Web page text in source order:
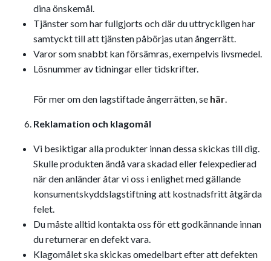
dina önskemål.
Tjänster som har fullgjorts och där du uttryckligen har
samtyckt till att tjänsten påbörjas utan ångerrätt.
Varor som snabbt kan försämras, exempelvis livsmedel.
Lösnummer av tidningar eller tidskrifter.
För mer om den lagstiftade ångerrätten, se här.
Reklamation och klagomål
Vi besiktigar alla produkter innan dessa skickas till dig.
Skulle produkten ändå vara skadad eller felexpedierad
när den anländer åtar vi oss i enlighet med gällande
konsumentskyddslagstiftning att kostnadsfritt åtgärda
felet.
Du måste alltid kontakta oss för ett godkännande innan
du returnerar en defekt vara.
Klagomålet ska skickas omedelbart efter att defekten